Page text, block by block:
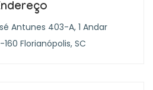
Antunes 403-A, 1 Andar
160 Florianópolis, SC